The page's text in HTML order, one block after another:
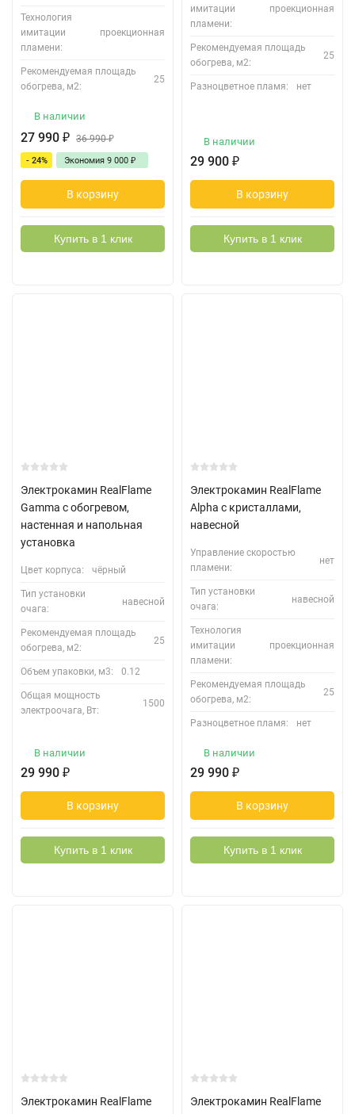
Технология
имитации
пламени:
проекционная
Рекомендуемая площадь
обогрева, м2:
25
В наличии
27 990 ₽ 36 990₽
- 24% Экономия 9 000 ₽
В корзину
Купить в 1 клик
имитации
пламени:
проекционная
Рекомендуемая площадь
обогрева, м2:
25
Разноцветное пламя: нет
В наличии
29 900 ₽
В корзину
Купить в 1 клик
Электрокамин RealFlame
Gamma с обогревом,
настенная и напольная
установка
Цвет корпуса: чёрный
Тип установки
очага:
навесной
Рекомендуемая площадь
обогрева, м2:
25
Объем упаковки, м3: 0.12
Общая мощность
электроочага, Вт:
1500
В наличии
29 990 ₽
В корзину
Купить в 1 клик
Электрокамин RealFlame
Alpha с кристаллами,
навесной
Управление скоростью
пламени:
нет
Тип установки
очага:
навесной
Технология
имитации
пламени:
проекционная
Рекомендуемая площадь
обогрева, м2:
25
Разноцветное пламя: нет
В наличии
29 990 ₽
В корзину
Купить в 1 клик
Электрокамин RealFlame
Электрокамин RealFlame